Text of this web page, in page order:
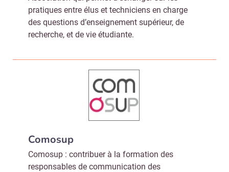
pratiques entre élus et techniciens en charge
des questions d’enseignement supérieur, de
recherche, et de vie étudiante.
Comosup
Comosup : contribuer à la formation des
responsables de communication des